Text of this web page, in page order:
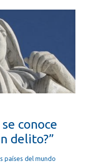
conoce
delito?”
países del mundo